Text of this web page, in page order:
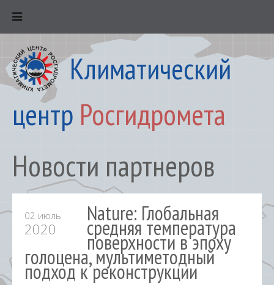
Климатический
центр Росгидромета
Новости партнеров
02 июль
2020
Nature: Глобальная
средняя температура
поверхности в эпоху
голоцена, мультиметодный
подход к реконструкции